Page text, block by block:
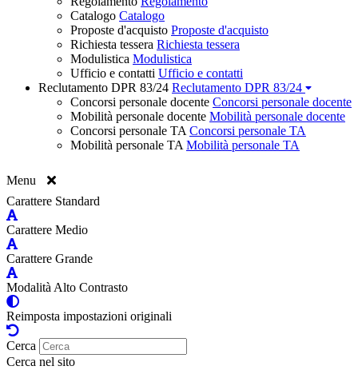
Catalogo Catalogo
Proposte d'acquisto Proposte d'acquisto
Richiesta tessera Richiesta tessera
Modulistica Modulistica
Ufficio e contatti Ufficio e contatti
Reclutamento DPR 83/24 Reclutamento DPR 83/24
Concorsi personale docente Concorsi personale docente
Mobilità personale docente Mobilità personale docente
Concorsi personale TA Concorsi personale TA
Mobilità personale TA Mobilità personale TA
Menu
Carattere Standard
Carattere Medio
Carattere Grande
Modalità Alto Contrasto
Reimposta impostazioni originali
Cerca
Cerca nel sito